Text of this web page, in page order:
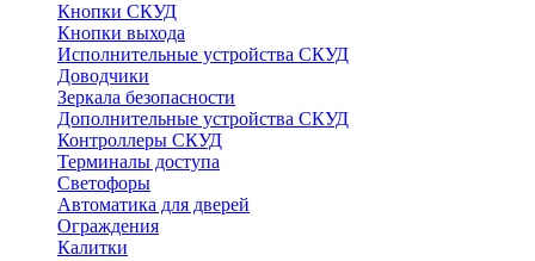
Кнопки СКУД
Кнопки выхода
Исполнительные устройства СКУД
Доводчики
Зеркала безопасности
Дополнительные устройства СКУД
Контроллеры СКУД
Терминалы доступа
Светофоры
Автоматика для дверей
Ограждения
Калитки